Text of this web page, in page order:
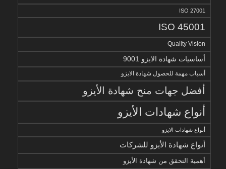
ISO 27001
ISO 45001
Quality Vision
أساسيات شهادة الايزو 9001
أسباب مهمة للحصول شهادة الايزو
أفضل جهات منح شهادة الأيزو
أنواع شهادات الأيزو
أنواع شهادات الايزو
أنواع شهادة الأيزو للشركات
أهمية التحقق من شهادة الأيزو